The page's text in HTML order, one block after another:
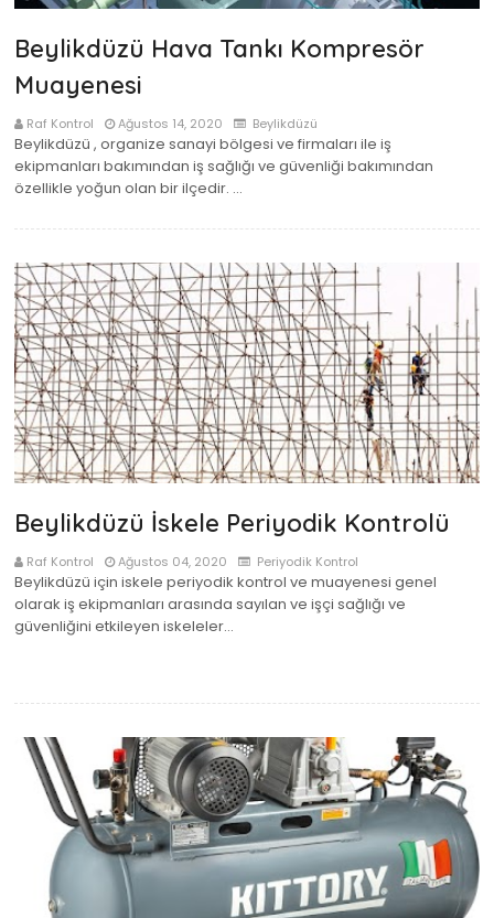
Beylikdüzü Hava Tankı Kompresör
Muayenesi
Raf Kontrol Ağustos 14, 2020 Beylikdüzü
Beylikdüzü , organize sanayi bölgesi ve firmaları ile iş
ekipmanları bakımından iş sağlığı ve güvenliği bakımından
özellikle yoğun olan bir ilçedir. …
Beylikdüzü İskele Periyodik Kontrolü
Raf Kontrol Ağustos 04, 2020 Periyodik Kontrol
Beylikdüzü için iskele periyodik kontrol ve muayenesi genel
olarak iş ekipmanları arasında sayılan ve işçi sağlığı ve
güvenliğini etkileyen iskeleler…